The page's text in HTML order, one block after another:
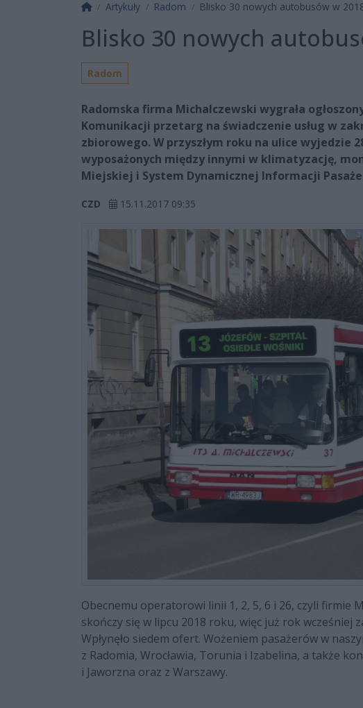
Strona główna
Artykuły Radom Blisko 30 nowych autobusów w
Blisko 30 nowych
Radom
Radomska firma Michalczewski wygrała
Komunikacji przetarg na świadczenie usług w
zbiorowego. W przyszłym roku na ulice wyjedzie
wyposażonych między innymi w klimatyzację,
Miejskiej i System Dynamicznej Informacji
CZD 15.11.2017 09:35
Obecnemu operatorowi linii 1, 2, 5, 6 i 26, czyli firmie
skończy się w lipcu 2018 roku, więc już rok wcześniej
Wpłynęło siedem ofert. Wożeniem pasażerów w
z Radomia, Wrocławia, Torunia i Izabelina, a także
i Jaworzna oraz z Warszawy.